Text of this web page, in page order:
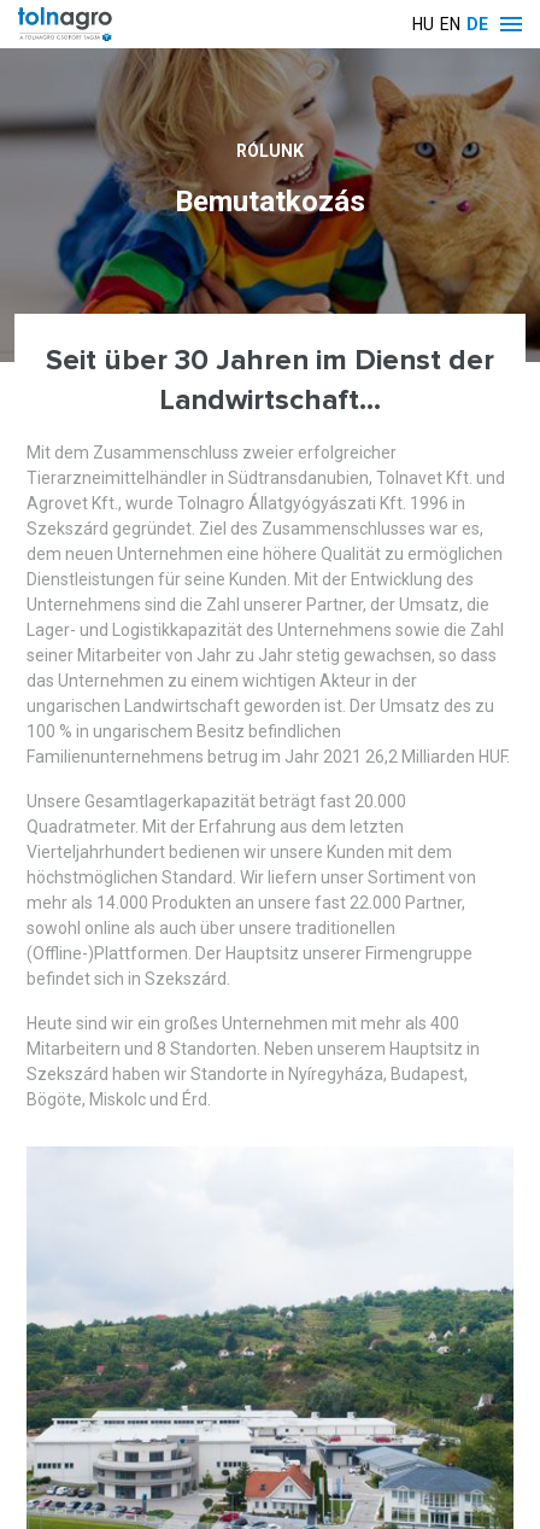
HU EN DE
RÓLUNK
Bemutatkozás
Seit über 30 Jahren im Dienst der
Landwirtschaft...
Mit dem Zusammenschluss zweier erfolgreicher
Tierarzneimittelhändler in Südtransdanubien, Tolnavet Kft. und
Agrovet Kft., wurde Tolnagro Állatgyógyászati ​​​​Kft. 1996 in
Szekszárd gegründet. Ziel des Zusammenschlusses war es,
dem neuen Unternehmen eine höhere Qualität zu ermöglichen
Dienstleistungen für seine Kunden. Mit der Entwicklung des
Unternehmens sind die Zahl unserer Partner, der Umsatz, die
Lager- und Logistikkapazität des Unternehmens sowie die Zahl
seiner Mitarbeiter von Jahr zu Jahr stetig gewachsen, so dass
das Unternehmen zu einem wichtigen Akteur in der
ungarischen Landwirtschaft geworden ist. Der Umsatz des zu
100 % in ungarischem Besitz befindlichen
Familienunternehmens betrug im Jahr 2021 26,2 Milliarden HUF.
Unsere Gesamtlagerkapazität beträgt fast 20.000
Quadratmeter. Mit der Erfahrung aus dem letzten
Vierteljahrhundert bedienen wir unsere Kunden mit dem
höchstmöglichen Standard. Wir liefern unser Sortiment von
mehr als 14.000 Produkten an unsere fast 22.000 Partner,
sowohl online als auch über unsere traditionellen
(Offline-)Plattformen. Der Hauptsitz unserer Firmengruppe
befindet sich in Szekszárd.
Heute sind wir ein großes Unternehmen mit mehr als 400
Mitarbeitern und 8 Standorten. Neben unserem Hauptsitz in
Szekszárd haben wir Standorte in Nyíregyháza, Budapest,
Bögöte, Miskolc und Érd.